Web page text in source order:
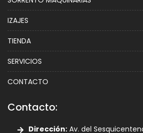
IZAJES
TIENDA
SERVICIOS
CONTACTO
Contacto:
Dirección: Av. del